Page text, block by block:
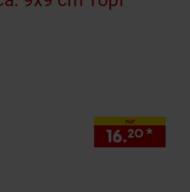
nur
16.20 *